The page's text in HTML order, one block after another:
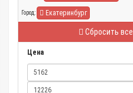
Город: Екатеринбург
Сбросить все
Цена